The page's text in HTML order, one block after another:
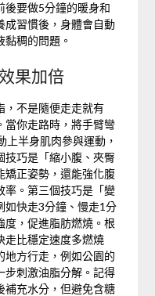
後要做5分鐘的暖身和
成習慣後，身體會自動
稠的問題。
果加倍
，不是隨便走走就有
當你走路時，將手臂彎
上半身肌肉參與運動，
技巧是「縮小腹、夾臀
矯正姿勢，還能強化腹
率。第三個技巧是「變
如快走3分鐘、慢走1分
度，促進脂肪燃燒。根
走比穩定速度多燃燒
地方行走，例如公園的
步刺激油脂分解。記得
補充水分，但避免含糖